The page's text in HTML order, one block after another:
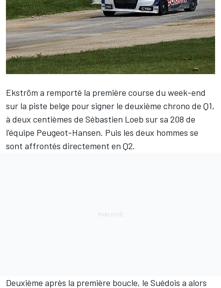
Ekström a remporté la première course du week-end
sur la piste belge pour signer le deuxième chrono de Q1,
à deux centièmes de Sébastien Loeb sur sa 208 de
l'équipe Peugeot-Hansen. Puis les deux hommes se
sont affrontés directement en Q2.
Deuxième après la première boucle, le Suédois a alors